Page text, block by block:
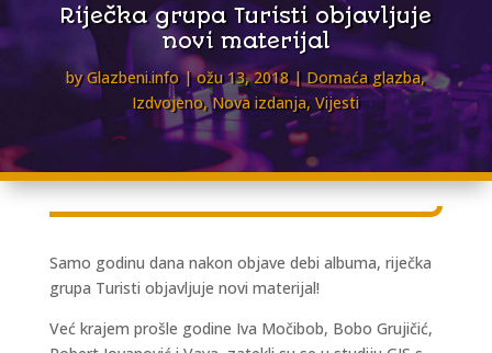
Riječka grupa Turisti objavljuje
novi materijal
byGlazbeni.info ožu 13, 2018 Domaća glazba,
Izdvojeno,Nova izdanja,Vijesti
Samo godinu dana nakon objave debi albuma, riječka
grupa Turisti objavljuje novi materijal!
Već krajem prošle godine Iva Močibob, Bobo Grujičić,